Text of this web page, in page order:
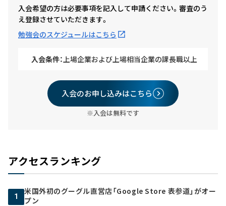
入会希望の方は必要事項を記入して申請ください。審査のう
え登録させていただきます。
勉強会のスケジュールはこちら
入会条件： 上場企業および上場相当企業の課長職以上
入会のお申し込みはこちら
※入会は無料です
アクセスランキング
1
米国外初のグーグル直営店「Google Store 表参道」がオー
プン